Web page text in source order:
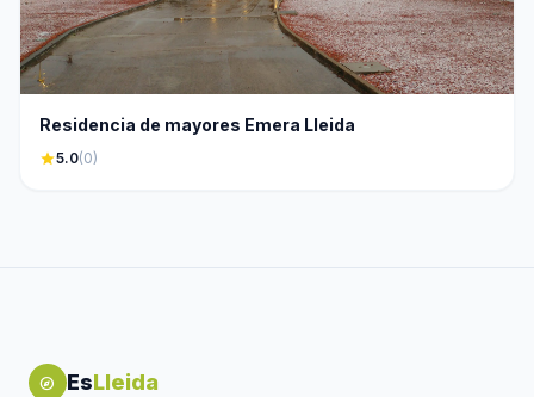
Residencia de mayores Emera Lleida
star5.0(0)
explore EsLleida